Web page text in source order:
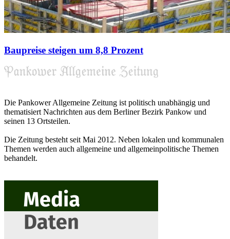
Baupreise steigen um 8,8 Prozent
Die Pankower Allgemeine Zeitung ist politisch unabhängig und
thematisiert Nachrichten aus dem Berliner Bezirk Pankow und
seinen 13 Ortsteilen.
Die Zeitung besteht seit Mai 2012. Neben lokalen und kommunalen
Themen werden auch allgemeine und allgemeinpolitische Themen
behandelt.